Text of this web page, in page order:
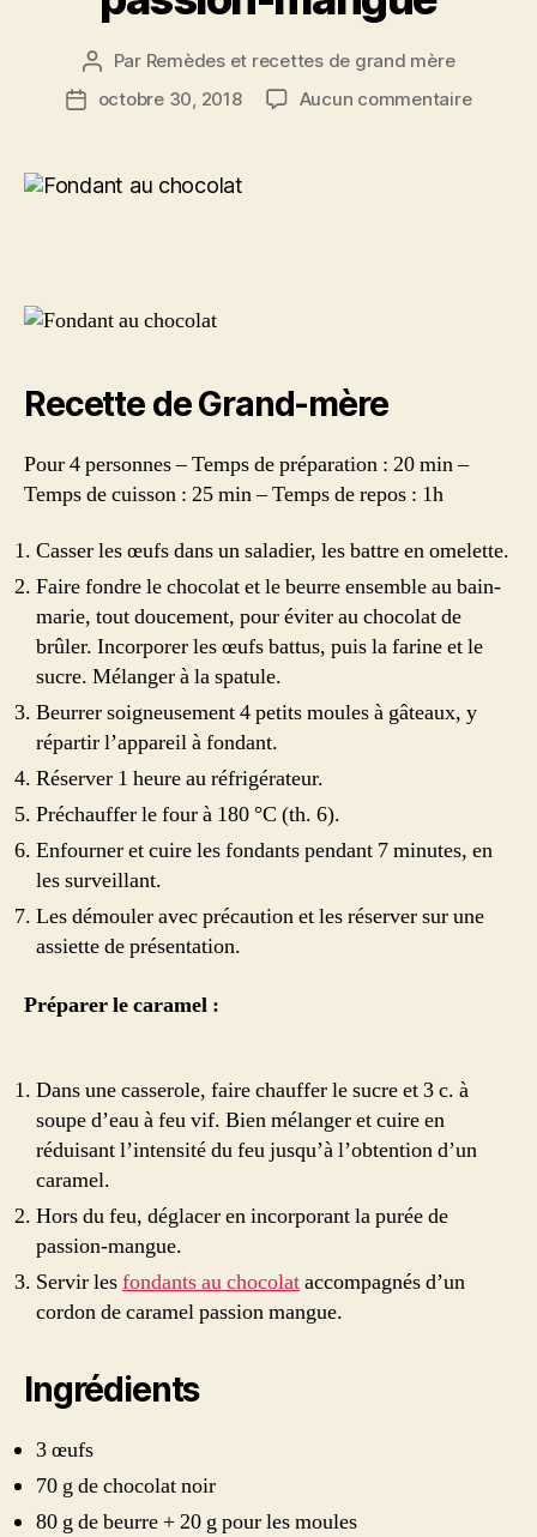
Auteur
Par Remèdes et recettes de grand mère
Dateoctobre 30, 2018 Aucun commentairesur
Recette de Grand-mère
Pour 4 personnes – Temps de préparation : 20 min –
Temps de cuisson : 25 min – Temps de repos : 1h
Casser les œufs dans un saladier, les battre en omelette.
Faire fondre le chocolat et le beurre ensemble au bain-
marie, tout doucement, pour éviter au chocolat de
brûler. Incorporer les œufs battus, puis la farine et le
sucre. Mélanger à la spatule.
Beurrer soigneusement 4 petits moules à gâteaux, y
répartir l’appareil à fondant.
Réserver 1 heure au réfrigérateur.
Préchauffer le four à 180 °C (th. 6).
Enfourner et cuire les fondants pendant 7 minutes, en
les surveillant.
Les démouler avec précaution et les réserver sur une
assiette de présentation.
Préparer le caramel :
Dans une casserole, faire chauffer le sucre et 3 c. à
soupe d’eau à feu vif. Bien mélanger et cuire en
réduisant l’intensité du feu jusqu’à l’obtention d’un
caramel.
Hors du feu, déglacer en incorporant la purée de
passion-mangue.
Servir lesfondants au chocolataccompagnés d’un
cordon de caramel passion mangue.
Ingrédients
3 œufs
70 g de chocolat noir
80 g de beurre + 20 g pour les moules